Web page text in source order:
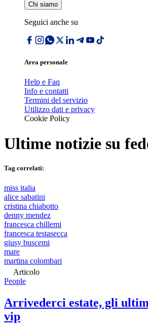
Chi siamo
Seguici anche su
Area personale
Help e Faq
Info e contatti
Termini del servizio
Utilizzo dati e privacy
Cookie Policy
Ultime notizie su
Tag correlati:
miss italia
alice sabatini
cristina chiabotto
denny mendez
francesca chillemi
francesca testasecca
giusy buscemi
mare
martina colombari
Articolo
People
Arrivederci estate, gli
vip